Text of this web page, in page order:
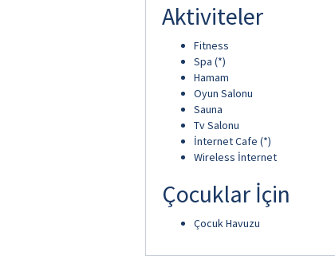
Aktiviteler
Fitness
Spa (*)
Hamam
Oyun Salonu
Sauna
Tv Salonu
İnternet Cafe (*)
Wireless İnternet
Çocuklar İçin
Çocuk Havuzu